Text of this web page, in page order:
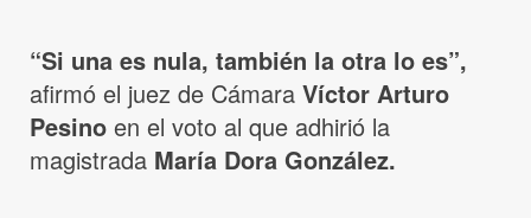
“Si una es nula, también la otra lo es”,
afirmó el juez de Cámara Víctor Arturo
Pesino en el voto al que adhirió la
magistrada María Dora González.